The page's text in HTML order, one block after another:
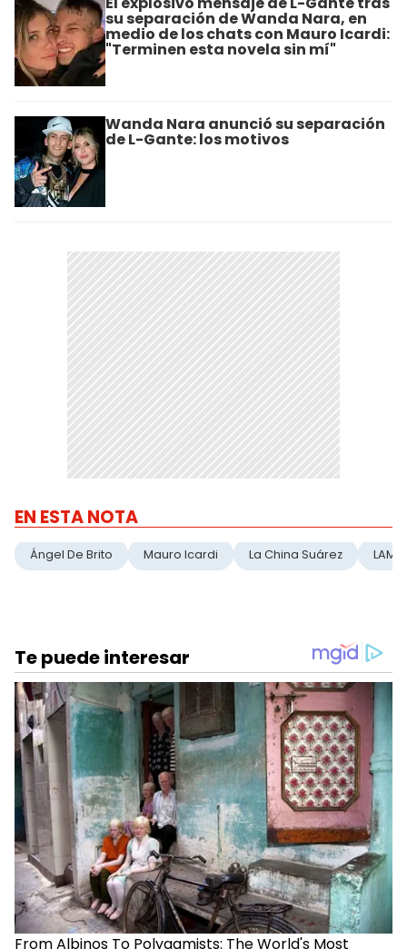
su separación de Wanda Nara, en
medio de los chats con Mauro Icardi:
"Terminen esta novela sin mí"
Wanda Nara anunció su separación
de L-Gante: los motivos
EN ESTA NOTA
Ángel De Brito Mauro Icardi La China Suárez LAM